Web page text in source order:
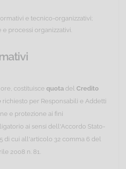
e tecnico-organizzativi;
processi organizzativi.
costituisce quota del Credito
richiesto per Responsabili e Addetti
e protezione ai fini
ai sensi dell'Accordo Stato-
di cui all'articolo 32 comma 6 del
2008 n. 81.